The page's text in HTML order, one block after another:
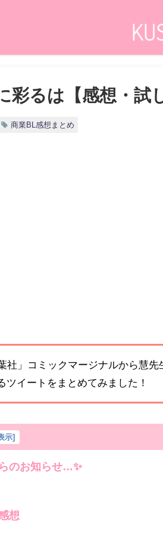
彩るは【感想・試
商業BL感想まとめ
社」コミックマージナルから慧
ツイートをまとめてみました！
示]
のお知らせ…✨
想